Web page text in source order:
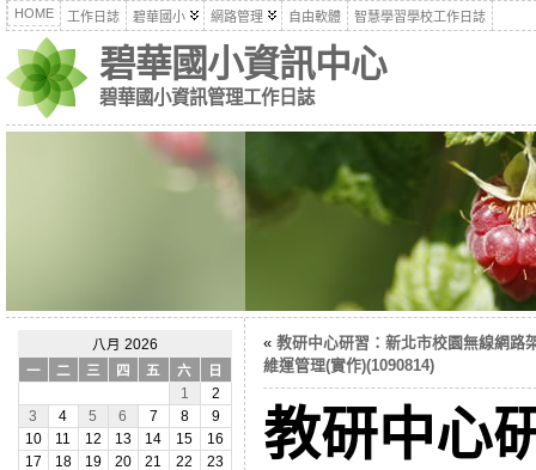
HOME 工作日誌 碧華國小 網路管理 自由軟體 智慧學習學校工作日誌
碧華國小資訊中心
碧華國小資訊管理工作日誌
八月 2026
一
二 三 四 五 六
日
1
2
3
4 5 6 7 8
9
10
11 12 13 14 15
16
17
18 19 20 21 22
23
« 教研中心研習：新北市校園無線網路
維運管理(實作)(1090814)
教研中心